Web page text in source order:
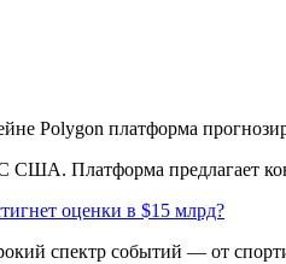
Polygon платформа
США. Платформа предлагает
оценки в $15 млрд?
спектр событий — от